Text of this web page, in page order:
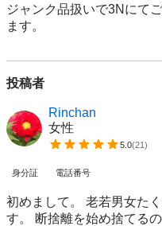
ジャンク品扱いで3Nにて
投稿者
Rinchan
女性
5.0(21)
身分証 電話番号
初めまして。 老若男女た
す。 断捨離を始め捨てる